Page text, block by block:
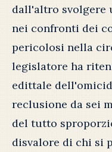
dall'altro svolgere
nei confronti dei
pericolosi nella
legislatore ha
edittale
reclusione da sei
del tutto
disvalore di chi si